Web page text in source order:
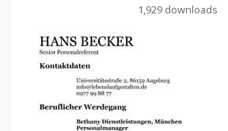
1,929 downloads